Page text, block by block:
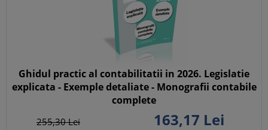
Ghidul practic al contabilitatii in 2026. Legislatie
explicata - Exemple detaliate - Monografii contabile
complete
255,30Lei 163,17 Lei